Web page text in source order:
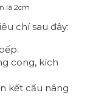
là 2cm
chí sau đây:
cong, kích
kết cấu nâng